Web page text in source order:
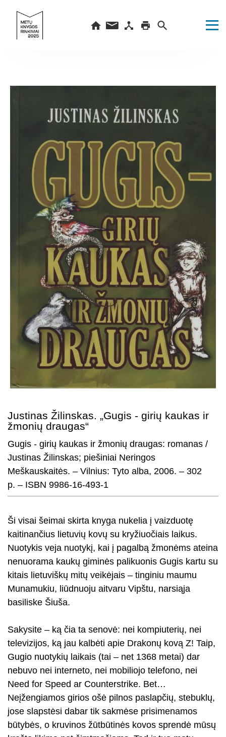
Justinas Žilinskas. „Gugis - girių kaukas ir
žmonių draugas“
Gugis - girių kaukas ir žmonių draugas: romanas /
Justinas Žilinskas; piešiniai Neringos
Meškauskaitės. – Vilnius: Tyto alba, 2006. – 302
p. – ISBN 9986-16-493-1
Ši visai šeimai skirta knyga nukelia į vaizduotę
kaitinančius lietuvių kovų su kryžiuočiais laikus.
Nuotykis veja nuotykį, kai į pagalbą žmonėms ateina
nenuorama kaukų giminės palikuonis Gugis kartu su
kitais lietuviškų mitų veikėjais – tinginiu maumu
Munamukiu, liūdnuoju aitvaru Vipštu, narsiąja
basiliske Šiuša.
Sakysite – ką čia ta senovė: nei kompiuterių, nei
televizijos, ką jau kalbėti apie Drakonų kovą Z! Taip,
Gugio nuotykių laikais (tai – net 1368 metai) dar
nebuvo nei interneto, nei mobiliojo telefono, nei
Need for Speed ar Counterstrike. Bet…
Neįžengiamos girios ošė pilnos paslapčių, stebuklų,
jose slapstėsi dabar tik sakmėse prisimenamos
būtybės, o kruvinos žūtbūtinės kovos sprendė mūsų